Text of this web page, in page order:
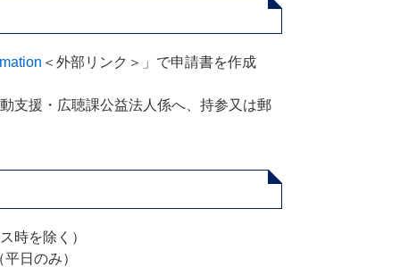
＜外部リンク＞ 」で申請書を作成
支援・広聴課公益法人係へ、持参又は郵
時を除く）
日のみ）